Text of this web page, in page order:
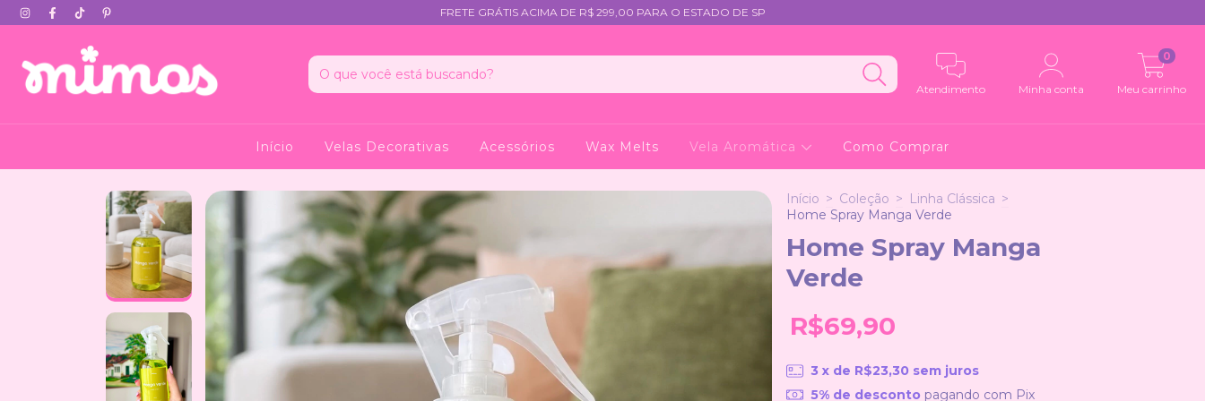
FRETE GRÁTIS ACIMA DE R$ 299,00 PARA O ESTADO DE SP
Atendimento Minha conta Meu carrinho
0
Início Velas Decorativas Acessórios Wax Melts Vela Aromática Como Comprar
Início > Coleção > Linha Clássica >
Home Spray Manga Verde
Home Spray Manga
Verde
R$69,90
3 x de R$23,30 sem juros
5% de desconto pagando com Pix